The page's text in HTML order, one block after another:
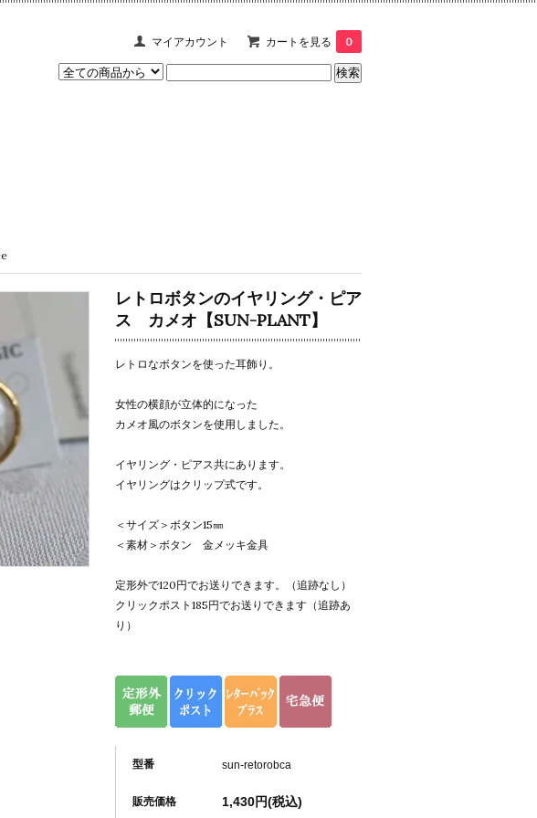
マイアカウント カートを見る 0
レトロボタンのイヤリング・ピア
ス カメオ【SUN-PLANT】
レトロなボタンを使った耳飾り。
女性の横顔が立体的になった
カメオ風のボタンを使用しました。
イヤリング・ピアス共にあります。
イヤリングはクリップ式です。
＜サイズ＞ボタン15㎜
＜素材＞ボタン 金メッキ金具
定形外で120円でお送りできます。（追跡なし）
クリックポスト185円でお送りできます（追跡あ
り）
型番 sun-retorobca
販売価格 1,430円(税込)